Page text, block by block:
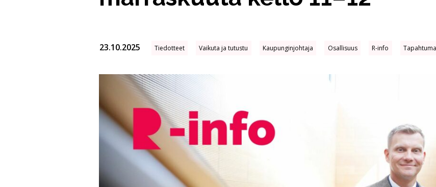
23.10.2025 Tiedotteet Vaikuta ja tutustu Kaupunginjohtaja Osallisuus R-info